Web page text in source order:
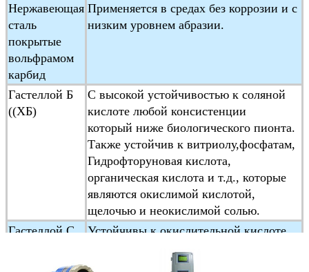
Отметка "Ex-proof"
ExmdIIT4
Стандарт
продукции
JB/T 9248-1999
Нержавеющая
сталь
покрытые
вольфрамом
карбид
Применяется в средах без коррозии и с
низким уровнем абразии.
Гастеллой Б
((ХБ)
С высокой устойчивостью к соляной
кислоте любой консистенции
который ниже биологического пионта.
Также устойчив к витриолу,фосфатам,
Гидрофторуновая кислота,
органическая кислота и т.д., которые
являются окислимой кислотой,
щелочью и неокислимой солью.
Гастеллой C
Устойчивы к окислительной кислоте,
кислота